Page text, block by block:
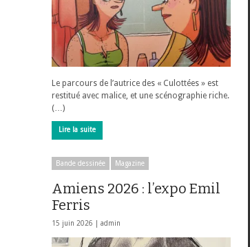
Le parcours de l’autrice des « Culottées » est
restitué avec malice, et une scénographie riche.
(…)
Lire la suite
Bande dessinée Magazine
Amiens 2026 : l’expo Emil
Ferris
15 juin 2026 | admin